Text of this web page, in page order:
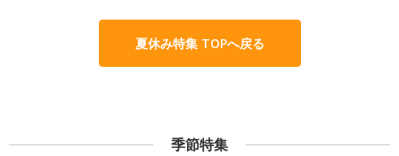
夏休み特集 TOPへ戻る
季節特集